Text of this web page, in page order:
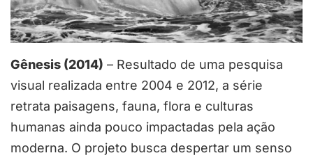
Gênesis (2014) – Resultado de uma pesquisa
visual realizada entre 2004 e 2012, a série
retrata paisagens, fauna, flora e culturas
humanas ainda pouco impactadas pela ação
moderna. O projeto busca despertar um senso